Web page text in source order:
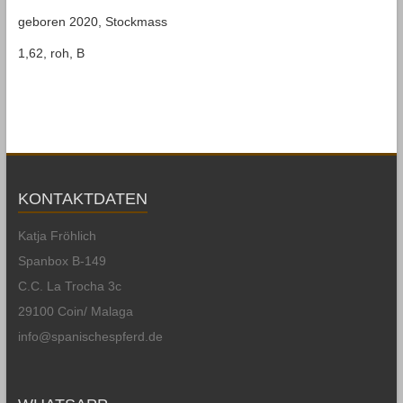
geboren 2020, Stockmass
1,62, roh, B
KONTAKTDATEN
Katja Fröhlich
Spanbox B-149
C.C. La Trocha 3c
29100 Coin/ Malaga
info@spanischespferd.de